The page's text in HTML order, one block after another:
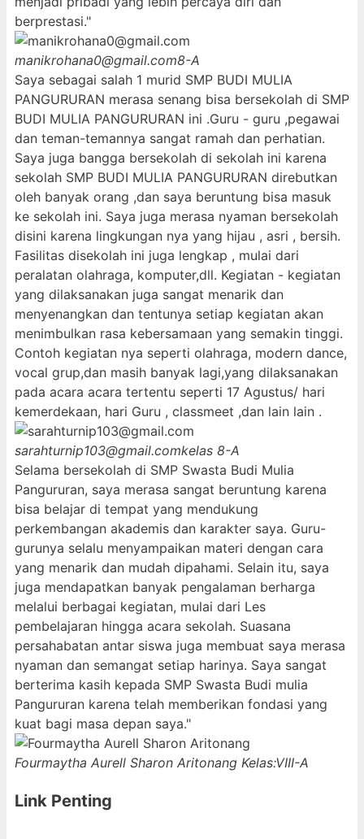
berprestasi."
manikrohana0@gmail.com8-A
Saya sebagai salah 1 murid SMP BUDI MULIA
PANGURURAN merasa senang bisa bersekolah di SMP
BUDI MULIA PANGURURAN ini .Guru - guru ,pegawai
dan teman-temannya sangat ramah dan perhatian.
Saya juga bangga bersekolah di sekolah ini karena
sekolah SMP BUDI MULIA PANGURURAN direbutkan
oleh banyak orang ,dan saya beruntung bisa masuk
ke sekolah ini. Saya juga merasa nyaman bersekolah
disini karena lingkungan nya yang hijau , asri , bersih.
Fasilitas disekolah ini juga lengkap , mulai dari
peralatan olahraga, komputer,dll. Kegiatan - kegiatan
yang dilaksanakan juga sangat menarik dan
menyenangkan dan tentunya setiap kegiatan akan
menimbulkan rasa kebersamaan yang semakin tinggi.
Contoh kegiatan nya seperti olahraga, modern dance,
vocal grup,dan masih banyak lagi,yang dilaksanakan
pada acara acara tertentu seperti 17 Agustus/ hari
kemerdekaan, hari Guru , classmeet ,dan lain lain .
sarahturnip103@gmail.comkelas 8-A
Selama bersekolah di SMP Swasta Budi Mulia
Pangururan, saya merasa sangat beruntung karena
bisa belajar di tempat yang mendukung
perkembangan akademis dan karakter saya. Guru-
gurunya selalu menyampaikan materi dengan cara
yang menarik dan mudah dipahami. Selain itu, saya
juga mendapatkan banyak pengalaman berharga
melalui berbagai kegiatan, mulai dari Les
pembelajaran hingga acara sekolah. Suasana
persahabatan antar siswa juga membuat saya merasa
nyaman dan semangat setiap harinya. Saya sangat
berterima kasih kepada SMP Swasta Budi mulia
Pangururan karena telah memberikan fondasi yang
kuat bagi masa depan saya."
Fourmaytha Aurell Sharon Aritonang Kelas:VIII-A
Link Penting